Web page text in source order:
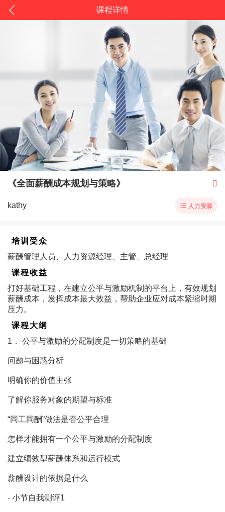
课程详情
《全面薪酬成本规划与策略》 
kathy  人力资源
培训受众
薪酬管理人员、人力资源经理、主管、总经理
课程收益
打好基础工程，在建立公平与激励机制的平台上，有效规划
薪酬成本，发挥成本最大效益，帮助企业应对成本紧缩时期
压力。
课程大纲
1． 公平与激励的分配制度是一切策略的基础
问题与困惑分析
明确你的价值主张
了解你服务对象的期望与标准
“同工同酬”做法是否公平合理
怎样才能拥有一个公平与激励的分配制度
建立绩效型薪酬体系和运行模式
薪酬设计的依据是什么
- 小节自我测评1